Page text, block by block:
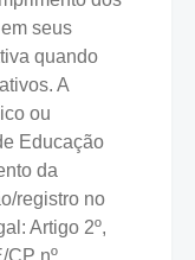
seus
quando
A
ou
Educação
da
registro no
Artigo 2º,